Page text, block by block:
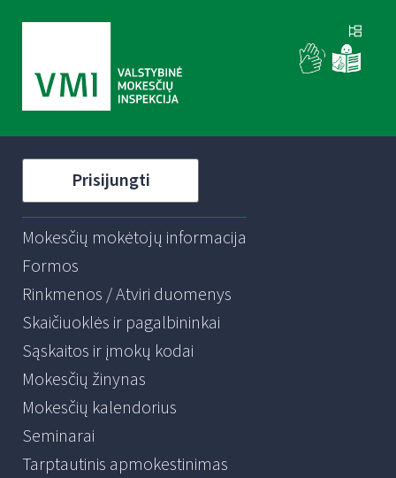
Prisijungti
Mokesčių mokėtojų informacija
Formos
Rinkmenos / Atviri duomenys
Skaičiuoklės ir pagalbininkai
Sąskaitos ir įmokų kodai
Mokesčių žinynas
Mokesčių kalendorius
Seminarai
Tarptautinis apmokestinimas